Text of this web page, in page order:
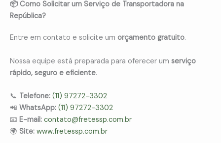
📦 Como Solicitar um Serviço de Transportadora na
República?
Entre em contato e solicite um orçamento gratuito.
Nossa equipe está preparada para oferecer um serviço
rápido, seguro e eficiente.
📞 Telefone: (11) 97272-3302
📲 WhatsApp: (11) 97272-3302
📧 E-mail: contato@fretessp.com.br
🌍 Site: www.fretessp.com.br